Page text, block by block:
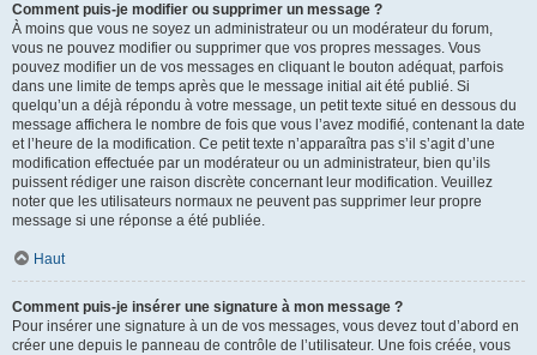
Comment puis-je modifier ou supprimer un message ?
À moins que vous ne soyez un administrateur ou un modérateur du forum,
vous ne pouvez modifier ou supprimer que vos propres messages. Vous
pouvez modifier un de vos messages en cliquant le bouton adéquat, parfois
dans une limite de temps après que le message initial ait été publié. Si
quelqu’un a déjà répondu à votre message, un petit texte situé en dessous du
message affichera le nombre de fois que vous l’avez modifié, contenant la date
et l’heure de la modification. Ce petit texte n’apparaîtra pas s’il s’agit d’une
modification effectuée par un modérateur ou un administrateur, bien qu’ils
puissent rédiger une raison discrète concernant leur modification. Veuillez
noter que les utilisateurs normaux ne peuvent pas supprimer leur propre
message si une réponse a été publiée.
Haut
Comment puis-je insérer une signature à mon message ?
Pour insérer une signature à un de vos messages, vous devez tout d’abord en
créer une depuis le panneau de contrôle de l’utilisateur. Une fois créée, vous